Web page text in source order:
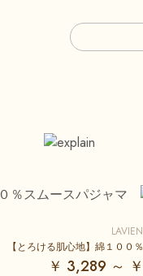
【とろける肌心地】綿１００
￥ 3,289 ～